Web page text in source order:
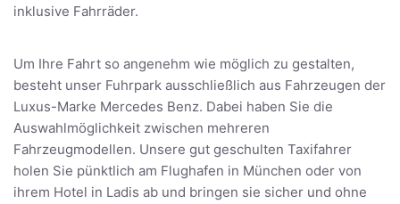
inklusive Fahrräder.
Um Ihre Fahrt so angenehm wie möglich zu gestalten,
besteht unser Fuhrpark ausschließlich aus Fahrzeugen der
Luxus-Marke Mercedes Benz. Dabei haben Sie die
Auswahlmöglichkeit zwischen mehreren
Fahrzeugmodellen. Unsere gut geschulten Taxifahrer
holen Sie pünktlich am Flughafen in München oder von
ihrem Hotel in Ladis ab und bringen sie sicher und ohne